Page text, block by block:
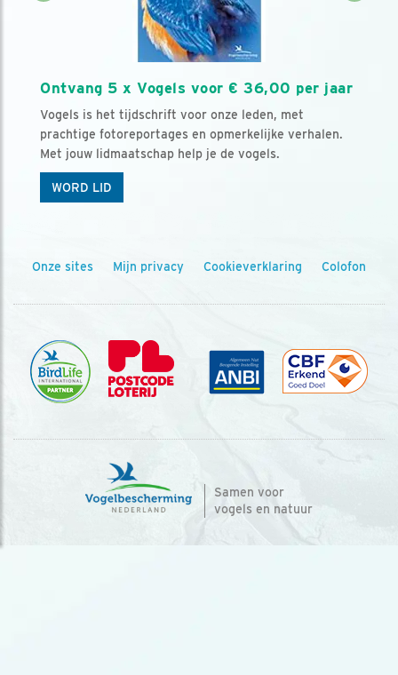
Ontvang 5 x Vogels voor € 36,00 per jaar
Vogels is het tijdschrift voor onze leden, met
prachtige fotoreportages en opmerkelijke verhalen.
Met jouw lidmaatschap help je de vogels.
WORD LID
Onze sites Mijn privacy Cookieverklaring Colofon
Samen voor
vogels en natuur